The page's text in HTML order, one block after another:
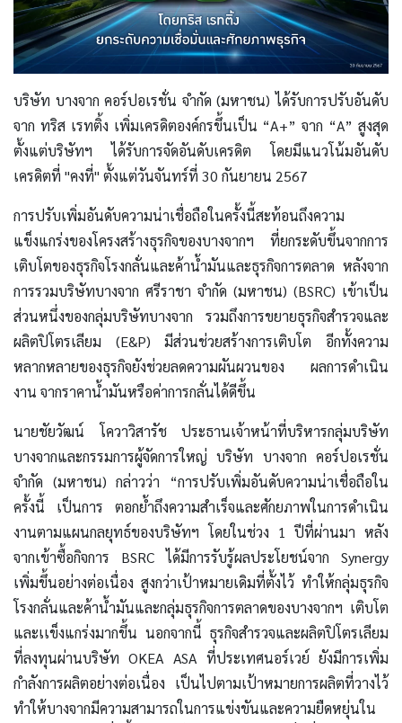
บริษัท บางจาก คอร์ปอเรชั่น จำกัด (มหาชน) ได้รับการปรับอันดับ
จาก ทริส เรทติ้ง เพิ่มเครดิตองค์กรขึ้นเป็น “A+” จาก “A” สูงสุด
ตั้งแต่บริษัทฯ ได้รับการจัดอันดับเครดิต โดยมีแนวโน้มอันดับ
เครดิตที่ "คงที่" ตั้งแต่วันจันทร์ที่ 30 กันยายน 2567
การปรับเพิ่มอันดับความน่าเชื่อถือในครั้งนี้สะท้อนถึงความ
แข็งแกร่งของโครงสร้างธุรกิจของบางจากฯ ที่ยกระดับขึ้นจากการ
เติบโตของธุรกิจโรงกลั่นและค้าน้ำมันและธุรกิจการตลาด หลังจาก
การรวมบริษัทบางจาก ศรีราชา จำกัด (มหาชน) (BSRC) เข้าเป็น
ส่วนหนึ่งของกลุ่มบริษัทบางจาก รวมถึงการขยายธุรกิจสำรวจและ
ผลิตปิโตรเลียม (E&P) มีส่วนช่วยสร้างการเติบโต อีกทั้งความ
หลากหลายของธุรกิจยังช่วยลดความผันผวนของ ผลการดำเนิน
งาน จากราคาน้ำมันหรือค่าการกลั่นได้ดีขึ้น
นายชัยวัฒน์ โควาวิสารัช ประธานเจ้าหน้าที่บริหารกลุ่มบริษัท
บางจากและกรรมการผู้จัดการใหญ่ บริษัท บางจาก คอร์ปอเรชั่น
จำกัด (มหาชน) กล่าวว่า “การปรับเพิ่มอันดับความน่าเชื่อถือใน
ครั้งนี้ เป็นการ ตอกย้ำถึงความสำเร็จและศักยภาพในการดำเนิน
งานตามแผนกลยุทธ์ของบริษัทฯ โดยในช่วง 1 ปีที่ผ่านมา หลัง
จากเข้าซื้อกิจการ BSRC ได้มีการรับรู้ผลประโยชน์จาก Synergy
เพิ่มขึ้นอย่างต่อเนื่อง สูงกว่าเป้าหมายเดิมที่ตั้งไว้ ทำให้กลุ่มธุรกิจ
โรงกลั่นและค้าน้ำมันและกลุ่มธุรกิจการตลาดของบางจากฯ เติบโต
และเเข็งแกร่งมากขึ้น นอกจากนี้ ธุรกิจสำรวจและผลิตปิโตรเลียม
ที่ลงทุนผ่านบริษัท OKEA ASA ที่ประเทศนอร์เวย์ ยังมีการเพิ่ม
กำลังการผลิตอย่างต่อเนื่อง เป็นไปตามเป้าหมายการผลิตที่วางไว้
ทำให้บางจากมีความสามารถในการแข่งขันและความยืดหยุ่นใน